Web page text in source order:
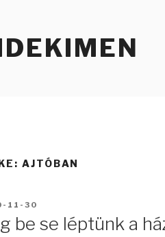
AJTÓBAN
11-30
be se léptünk a